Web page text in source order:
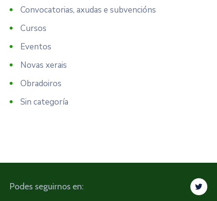
Convocatorias, axudas e subvencións
Cursos
Eventos
Novas xerais
Obradoiros
Sin categoría
Podes seguirnos en: